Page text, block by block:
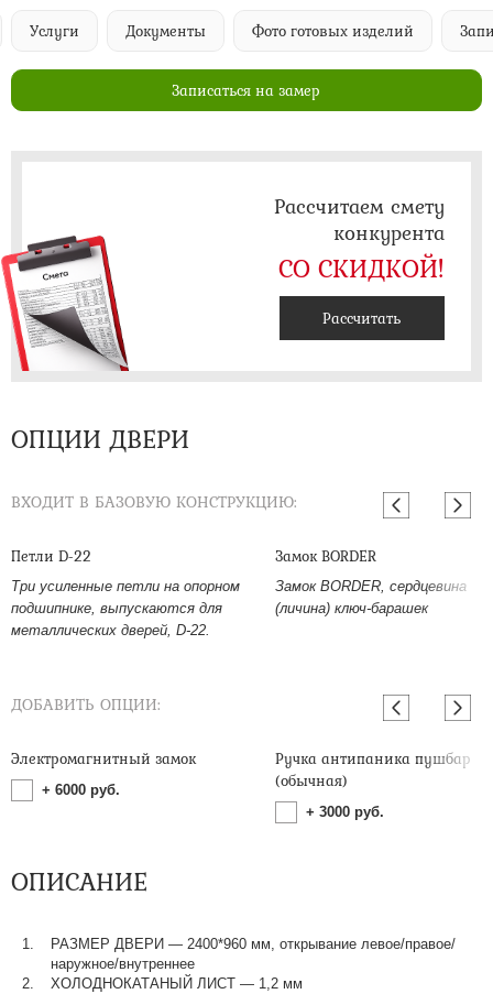
Услуги Документы Фото готовых изделий
Записаться на замер
Рассчитаем смету
конкурента
СО СКИДКОЙ!
Рассчитать
ОПЦИИ ДВЕРИ
ВХОДИТ В БАЗОВУЮ КОНСТРУКЦИЮ:
Петли D-22
Три усиленные петли на опорном
подшипнике, выпускаются для
металлических дверей, D-22.
Замок BORDER
Замок BORDER, сердцевина
(личина) ключ-барашек
ДОБАВИТЬ ОПЦИИ:
Электромагнитный замок
+ 6000 руб.
Ручка антипаника пушбар
(обычная)
+ 3000 руб.
ОПИСАНИЕ
РАЗМЕР ДВЕРИ — 2400*960 мм, открывание левое/правое/
наружное/внутреннее
ХОЛОДНОКАТАНЫЙ ЛИСТ — 1,2 мм